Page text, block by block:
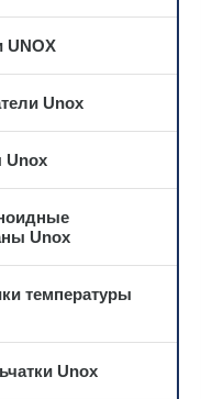
UNOX
Unox
Unox
температуры
Unox